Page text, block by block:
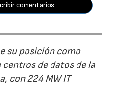
comentarios
su posición como
de datos de la
con 224 MW IT